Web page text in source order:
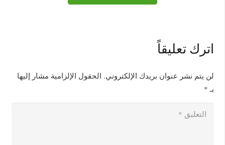
اترك تعليقاً
لن يتم نشر عنوان بريدك الإلكتروني. الحقول الإلزامية مشار إليها
بـ *